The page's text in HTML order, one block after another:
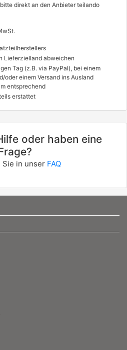
06/2001direkt an den Anbieter teilando
Lieferzielland abweichen
Tag (z.B. via PayPal), bei einem
oder einem Versand ins Ausland
entsprechend
erstattet
oder haben eine
Sie in unser FAQ